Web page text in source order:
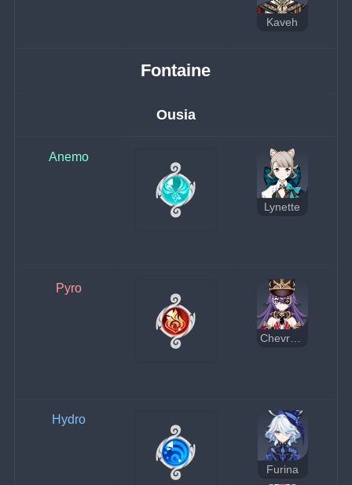
Kaveh
Fontaine
Ousia
Anemo
Lynette
Pyro
Chevreuse
Hydro
Furina